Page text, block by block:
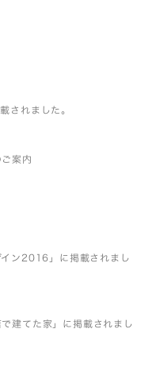
されました。
案内
ン2016」に掲載されまし
建てた家」に掲載されまし